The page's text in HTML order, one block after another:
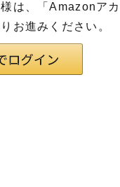
は、「Amazonア
お進みください。